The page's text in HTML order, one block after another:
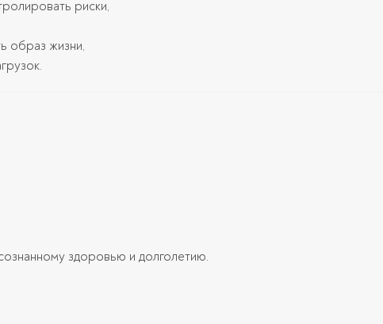
риски,
образ жизни,
здоровью и долголетию.